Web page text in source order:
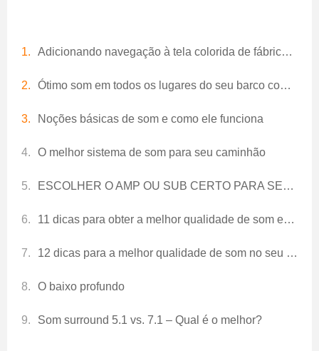
Adicionando navegação à tela colorida de fábrica em seu veículo
Ótimo som em todos os lugares do seu barco com Autosound certificado
Noções básicas de som e como ele funciona
O melhor sistema de som para seu caminhão
ESCOLHER O AMP OU SUB CERTO PARA SEU VEÍCULO
11 dicas para obter a melhor qualidade de som em seu carro
12 dicas para a melhor qualidade de som no seu carro
O baixo profundo
Som surround 5.1 vs. 7.1 – Qual é o melhor?